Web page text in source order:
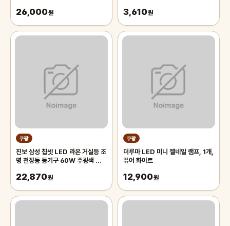
26,000원 3,610원
쿠팡
진보 삼성 칩셋 LED 라온 거실등 조
명 천장등 등기구 60W 주광색 플리
22,870원
쿠팡
더루마 LED 미니 젤네일 램프, 1개,
퓨어 화이트
12,900원